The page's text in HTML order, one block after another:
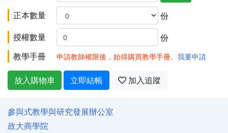
正本數量
份
授權數量
份
教學手冊
申請教師權限後，始得購買教學手冊。 我要申請
放入購物車 立即結帳 加入追蹤
參與式教學與研究發展辦公室
政大商學院